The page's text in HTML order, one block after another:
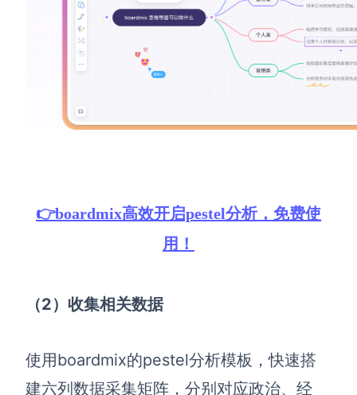
👉boardmix高效开启pestel分析，免费使
用！
（2）收集相关数据
使用boardmix的pestel分析模板，快速搭
建六列数据采集矩阵，分别对应政治、经